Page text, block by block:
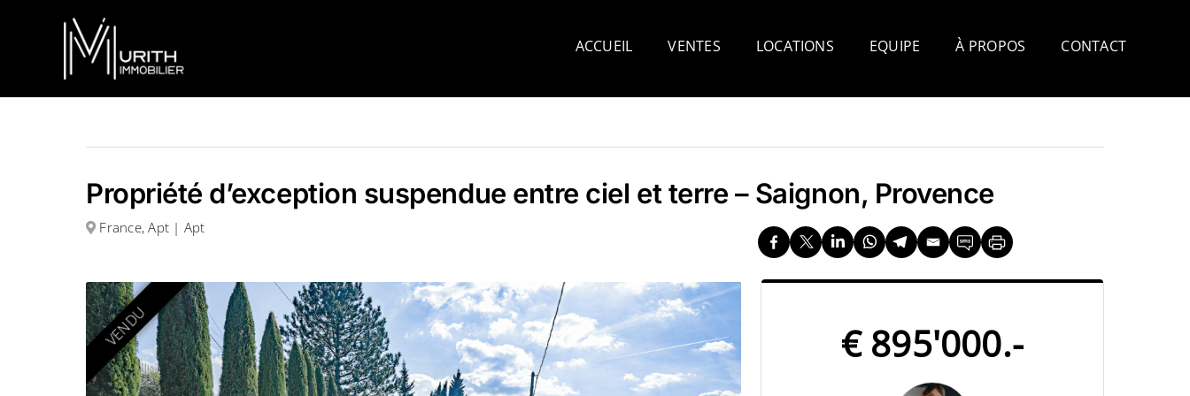
ACCUEIL VENTES LOCATIONS EQUIPE À PROPOS CONTACT
Propriété d’exception suspendue entre ciel et terre – Saignon, Provence
France, Apt | Apt
VENDU € 895'000.-